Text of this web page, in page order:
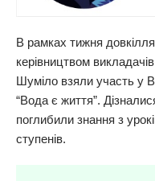
В рамках тижня довкілля
керівництвом викладачів
Шуміло взяли участь у
“Вода є життя”.
поглибили знання з
ступенів.